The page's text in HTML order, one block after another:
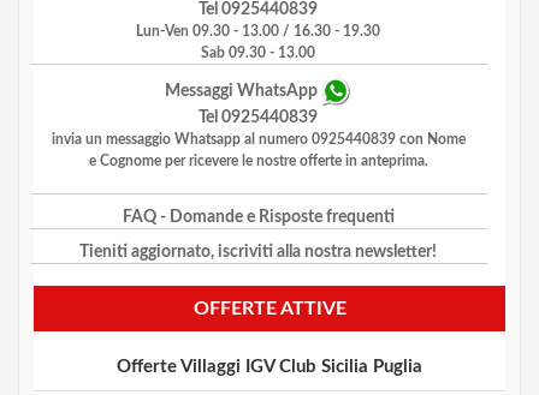
Tel 0925440839
Lun-Ven 09.30 - 13.00 / 16.30 - 19.30
Sab 09.30 - 13.00
Messaggi WhatsApp
Tel 0925440839
invia un messaggio Whatsapp al numero 0925440839 con Nome
e Cognome per ricevere le nostre offerte in anteprima.
FAQ- Domande e Risposte frequenti
Tieniti aggiornato, iscriviti alla nostra newsletter!
OFFERTE ATTIVE
Offerte Villaggi IGV Club Sicilia Puglia